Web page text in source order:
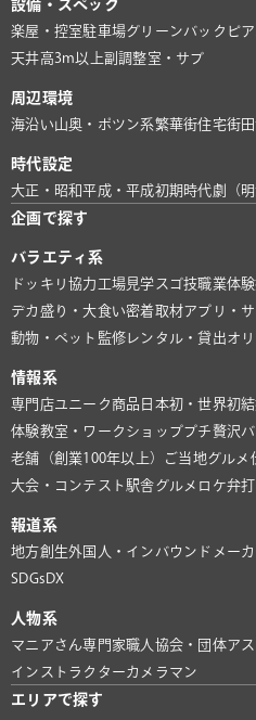
設備・スペック
楽屋・控室駐車場グリーンバック ピ
天井高3m以上副調整室・サブ
周辺環境
海沿い山奥・ポツン系繁華街住宅街
時代設定
大正・昭和平成・平成初期時代劇（明
企画で探す
バラエティ系
ドッキリ協力 工場見学 スゴ技職業体験
デカ盛り・大食い密着取材アプリ・
動物・ペット 監修 レンタル・貸出オ
情報系
専門店ユニーク商品 日本初・世界初
体験教室・ワークショッププチ贅沢
老舗（創業100年以上）
ご当地グルメ
大会・コンテスト 駅舎グルメ ロケ弁
報道系
地方創生外国人・インバウンド メー
SDGs DX
人物系
マニアさん専門家 職人 協会・団体ア
インストラクターカメラマン
エリアで探す